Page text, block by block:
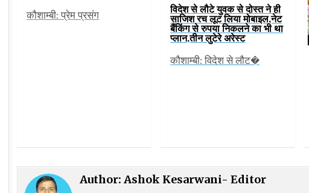
कौशाम्बी: प्रेम प्रसंग
विदेश से लौटे युवक से दोस्त ने ही
साजिश रच लूट लिया मोबाइल,नेट
बैंकिंग से रुपया निकलने का भी था
प्लान,तीन लुटेरे अरेस्ट
कौशाम्बी: विदेश से लौट�
Author:Ashok Kesarwani- Editor